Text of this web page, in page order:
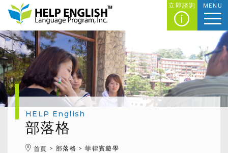
立即諮詢 MENU
HELP English
部落格
首頁 部落格 菲律賓遊學